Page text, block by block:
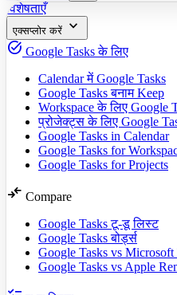
विशेषताएँ
एक्सप्लोर करें expand_more
task_alt Google Tasks के लिए
Calendar में Google Tasks
Google Tasks बनाम Keep
Workspace के लिए Google
प्रोजेक्ट्स के लिए Google
Google Tasks in Calendar
Google Tasks for
Google Tasks for Projects
compare_arrows Compare
Google Tasks टू-डू लिस्ट
Google Tasks बोर्ड्स
Google Tasks vs
Google Tasks vs Apple